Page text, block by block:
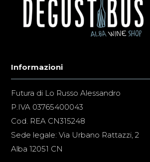
Informazioni
Futura di Lo Russo Alessandro
P.IVA 03765400043
Cod. REA CN315248
Sede legale: Via Urbano Rattazzi, 2
Alba 12051 CN